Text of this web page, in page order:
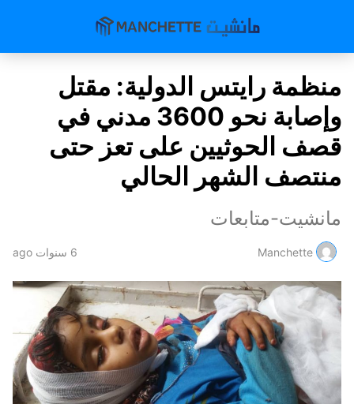
منظمة رايتس الدولية: مقتل
وإصابة نحو 3600 مدني في
قصف الحوثيين على تعز حتى
منتصف الشهر الحالي
مانشيت-متابعات
Manchette 6 سنوات ago